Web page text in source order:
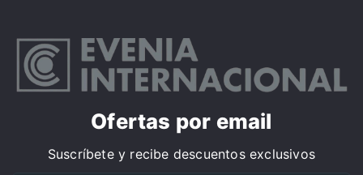
Ofertas por email
Suscríbete y recibe descuentos exclusivos